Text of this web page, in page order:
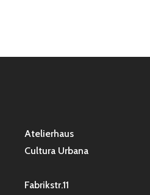
Atelierhaus
Cultura Urbana
Fabrikstr.11